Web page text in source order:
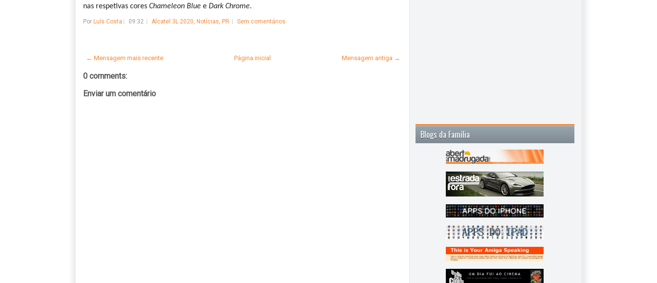
nas respetivas cores Chameleon Bluee Dark Chrome.
Por Luís Costa 09:32 Alcatel 3L 2020 Notícias PR Sem comentários
← Mensagem mais recente Mensagem antiga →
Página inicial
0 comments:
Enviar um comentário
Blogs da Família